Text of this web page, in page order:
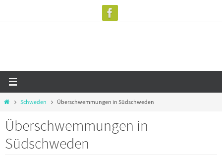
StartSchweden Überschwemmungen in Südschweden
Überschwemmungen in
Südschweden